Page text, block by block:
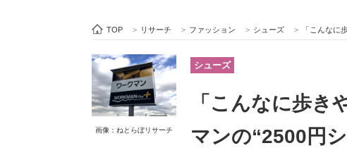
ビジネスと働き方のヒント
TOP > リサーチ > ファッション > シューズ > 「こんなに歩きや
画像：ねとらぼリサーチ
シューズ
「こんなに歩
マンの“2500円